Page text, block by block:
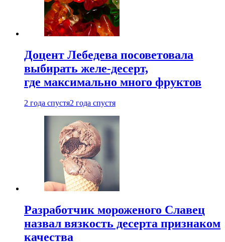
Доцент Лебедева посоветовала
выбирать желе-десерт,
где максимально много фруктов
2 года спустя2 года спустя
Разработчик мороженого Славец
назвал вязкость десерта признаком
качества